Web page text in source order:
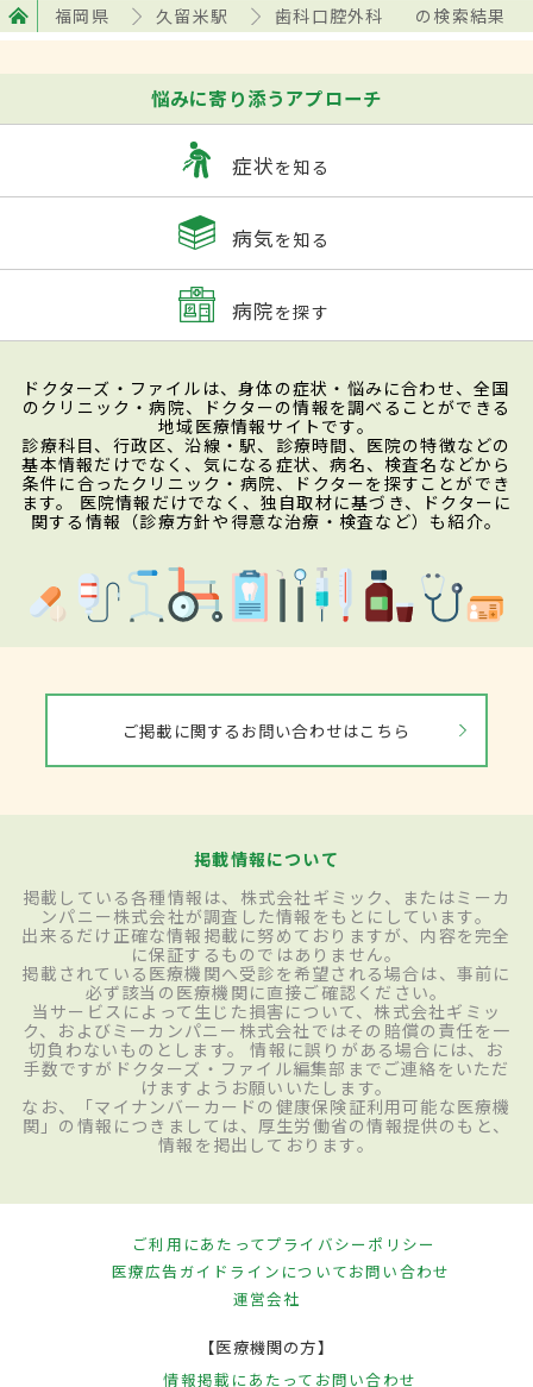
福岡県 久留米駅 歯科口腔外科 の検索結果
悩みに寄り添うアプローチ
症状を知る
病気を知る
病院を探す
ドクターズ・ファイルは、身体の症状・悩みに合わせ、全国
のクリニック・病院、ドクターの情報を調べることができる
地域医療情報サイトです。
診療科目、行政区、沿線・駅、診療時間、医院の特徴などの
基本情報だけでなく、気になる症状、病名、検査名などから
条件に合ったクリニック・病院、ドクターを探すことができ
ます。 医院情報だけでなく、独自取材に基づき、ドクターに
関する情報（診療方針や得意な治療・検査など）も紹介。
ご掲載に関するお問い合わせはこちら
掲載情報について
掲載している各種情報は、株式会社ギミック、またはミーカ
ンパニー株式会社が調査した情報をもとにしています。
出来るだけ正確な情報掲載に努めておりますが、内容を完全
に保証するものではありません。
掲載されている医療機関へ受診を希望される場合は、事前に
必ず該当の医療機関に直接ご確認ください。
当サービスによって生じた損害について、株式会社ギミッ
ク、およびミーカンパニー株式会社ではその賠償の責任を一
切負わないものとします。 情報に誤りがある場合には、お
手数ですがドクターズ・ファイル編集部までご連絡をいただ
けますようお願いいたします。
なお、「マイナンバーカードの健康保険証利用可能な医療機
関」の情報につきましては、厚生労働省の情報提供のもと、
情報を掲出しております。
ご利用にあたってプライバシーポリシー
医療広告ガイドラインについてお問い合わせ
運営会社
【医療機関の方】
情報掲載にあたって お問い合わせ